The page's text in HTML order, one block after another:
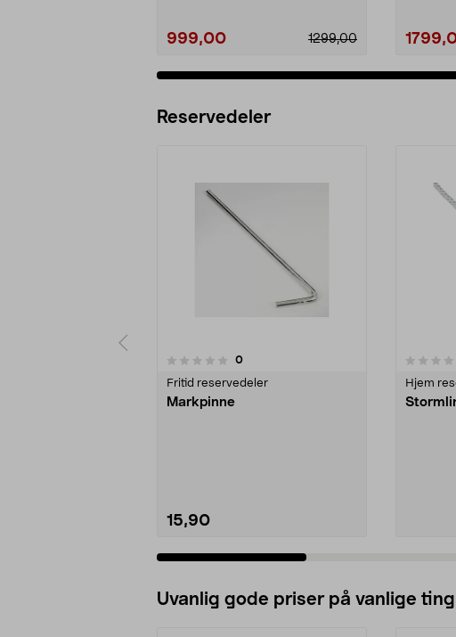
999,00 1299,00
Reservedeler
0anmeldelser
Fritid reservedeler
Markpinne
15,90
0.0 av 5 stjerner
Hjem
Uvanlig gode priser på vanlige ting